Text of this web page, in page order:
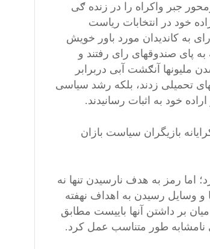
جبر واکراه را در زنده ګی
خود در انتخابات ریاست
ابراز رای به کاندیدان مورد باور خویش
پای صندوقهای رای رفتند و
ملیونها آنګشت آبی دربرابر
تحمیلی زدند، بلکه رشد سیاسی
خود به اثبات رسانیدند.
بازیگران سیاست بازان
رمز به هدف نارسیدن تنها نه
وسایل رسیدن به اهداف نهفته
بر داشتن آنها باییست مطابق
نامشابه طور متناسب عمل کرد.